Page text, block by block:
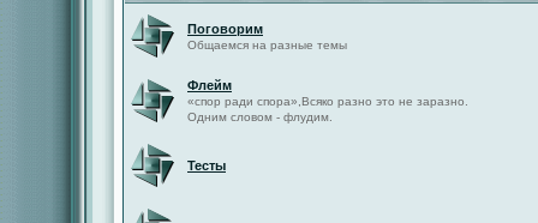
Поговорим
Общаемся на разные темы
Флейм
«спор ради спора»,Всяко разно это не заразно.
Одним словом - флудим.
Тесты